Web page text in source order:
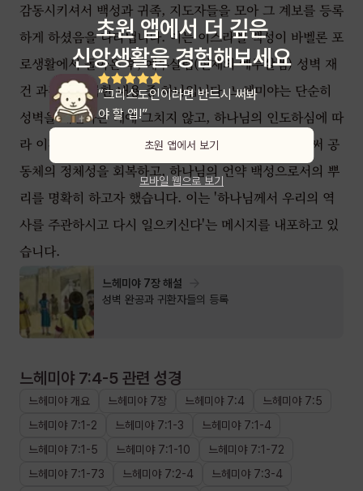
초원 앱에서 더 깊은
신앙생활을 경험해보세요
“그리스도인이라면 반드시 써봐
야 할 앱!”
초원 앱에서 보기
모바일 웹으로 보기
감동시키셔서 백성과 귀족, 지도자들을 모아 그 계보를 등록
하게 하셨음을 나타냅니다. 이는 이스라엘 백성이 바벨론 포
로생활에서 돌아온 후, 예루살렘(현재의 예루살렘) 성벽 재
건 과정을 기록한 내용 중 하나입니다. 느헤미야는 단순히
성벽을 재건하는 데에 그치지 않고, 하나님의 인도하심에 따
라 이전에 포로로 잡혀갔던 자들의 족보를 정리함으로써 공
동체의 정체성을 회복하고, 하나님의 언약 백성으로서의 뿌
리를 명확히 하고자 했습니다. 이는 '하나님께서 우리의 역
사를 주관하시고 다시 일으키신다'는 메시지를 내포하고 있
습니다.
느헤미야 7장 해설
성벽 완공과 귀환자들의 등록
느헤미야 7:4-5 관련 성경
느헤미야개요 느헤미야 7장 느헤미야 7:4 느헤미야 7:5
느헤미야 7:1 -2 느헤미야 7:1 -3 느헤미야 7:1 -4
느헤미야 7:1 -5 느헤미야 7:1 -10 느헤미야 7:1 -72
느헤미야 7:1 -73 느헤미야 7:2-4 느헤미야 7:3-4